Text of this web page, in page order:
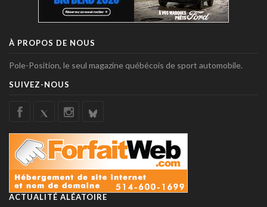
À PROPOS DE NOUS
Pole-Position, le seul magazine québécois de sport automobile.
SUIVEZ-NOUS
ACTUALITÉ ALÉATOIRE